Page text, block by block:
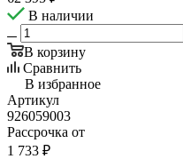
В наличии
В корзину
Сравнить
В избранное
Артикул
926059003
Рассрочка от
1 733 ₽